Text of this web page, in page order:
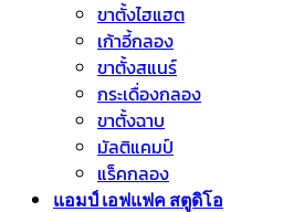
ขาตั้งไฮแฮต
เก้าอี้กลอง
ขาตั้งสแนร์
กระเดื่องกลอง
ขาตั้งฉาบ
มัลติแคมป์
แร็คกลอง
แอมป์ เอฟแฟค สตูดิโอ